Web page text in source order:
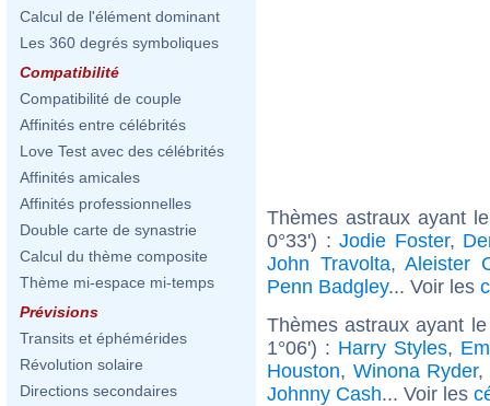
Calcul de l'élément dominant
Les 360 degrés symboliques
Compatibilité
Compatibilité de couple
Affinités entre célébrités
Love Test avec des célébrités
Affinités amicales
Affinités professionnelles
Double carte de synastrie
Calcul du thème composite
Thème mi-espace mi-temps
Prévisions
Transits et éphémérides
Révolution solaire
Directions secondaires
Thèmes astraux ayant
0°33') :Jodie Foster,
John Travolta,Aleister
Penn Badgley... Voir les
Thèmes astraux ayant
1°06') : Harry Styles,
Houston, Winona Ryder,
Johnny Cash... Voir les